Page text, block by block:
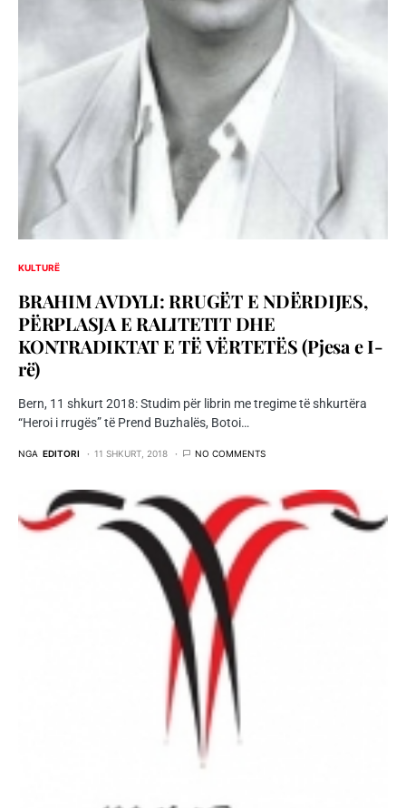
KULTURË
BRAHIM AVDYLI: RRUGËT E NDËRDIJES,
PËRPLASJA E RALITETIT DHE
KONTRADIKTAT E TË VËRTETËS (Pjesa e I-
rë)
Bern, 11 shkurt 2018: Studim për librin me tregime të shkurtëra
“Heroi i rrugës” të Prend Buzhalës, Botoi…
NGA EDITORI 11 SHKURT, 2018 NO COMMENTS